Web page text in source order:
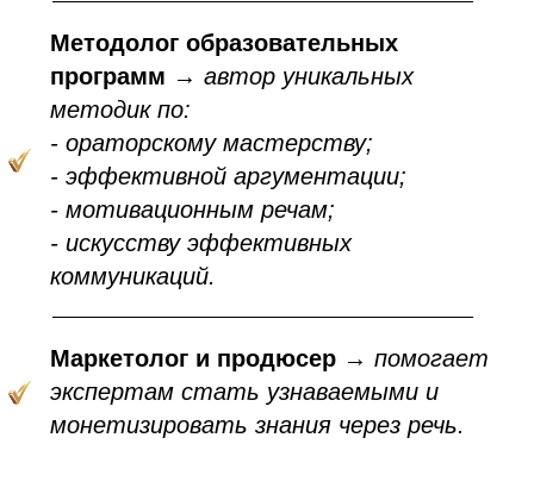
Методолог образовательных
программ → автор уникальных
методик по:
- ораторскому мастерству;
- эффективной аргументации;
- мотивационным речам;
- искусству эффективных
коммуникаций.
Маркетолог и продюсер → помогает
экспертам стать узнаваемыми и
монетизировать знания через речь.